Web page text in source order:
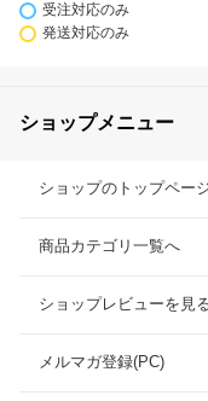
受注対応のみ
発送対応のみ
ショップメニュー
ショップのトップペー
商品カテゴリ一覧へ
ショップレビューを見
メルマガ登録(PC)